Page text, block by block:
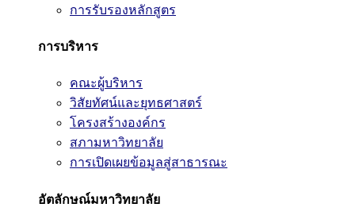
การรับรองหลักสูตร
การบริหาร
คณะผู้บริหาร
วิสัยทัศน์และยุทธศาสตร์
โครงสร้างองค์กร
สภามหาวิทยาลัย
การเปิดเผยข้อมูลสู่สาธารณะ
อัตลักษณ์มหาวิทยาลัย